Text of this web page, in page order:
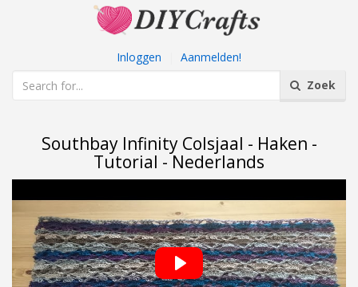
Inloggen
Aanmelden!
Zoek
Southbay Infinity Colsjaal - Haken -
Tutorial - Nederlands